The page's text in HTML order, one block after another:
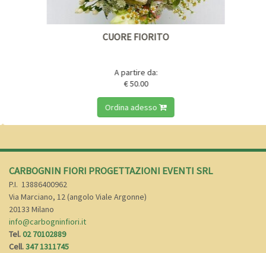
CUORE FIORITO
A partire da:
€ 50.00
Ordina adesso
CARBOGNIN FIORI PROGETTAZIONI EVENTI SRL
P.I. 13886400962
Via Marciano, 12 (angolo Viale Argonne)
20133 Milano
info@carbogninfiori.it
Tel.02 70102889
Cell.347 1311745